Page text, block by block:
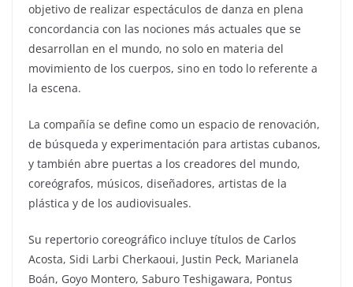
objetivo de realizar espectáculos de danza en plena
concordancia con las nociones más actuales que se
desarrollan en el mundo, no solo en materia del
movimiento de los cuerpos, sino en todo lo referente a
la escena.
La compañía se define como un espacio de renovación,
de búsqueda y experimentación para artistas cubanos,
y también abre puertas a los creadores del mundo,
coreógrafos, músicos, diseñadores, artistas de la
plástica y de los audiovisuales.
Su repertorio coreográfico incluye títulos de Carlos
Acosta, Sidi Larbi Cherkaoui, Justin Peck, Marianela
Boán, Goyo Montero, Saburo Teshigawara, Pontus